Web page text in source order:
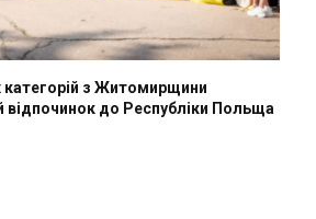
категорій з Житомирщини
відпочинок до Республіки Польща